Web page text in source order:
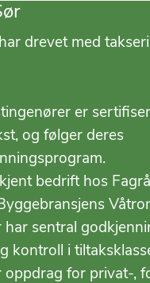
drevet med
er
og følger deres
bedrift hos
har sentral
kontroll i
oppdrag for privat-,